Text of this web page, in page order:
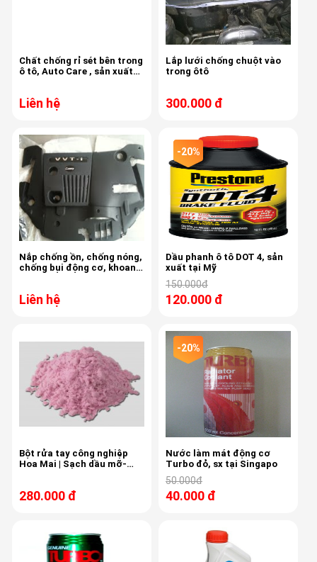
Chất chống rỉ sét bên trong
ô tô, Auto Care , sản xuất
Liên hệ
Lắp lưới chống chuột vào
trong ôtô
300.000 đ
Nắp chống ồn, chống nóng,
chống bụi động cơ, khoang
Liên hệ
-20%
Dầu phanh ô tô DOT 4, sản
xuất tại Mỹ
150.000đ
120.000 đ
Bột rửa tay công nghiệp
Hoa Mai | Sạch dầu mỡ-
280.000 đ
-20%
Nước làm mát động cơ
Turbo đỏ, sx tại Singapo
50.000đ
40.000 đ